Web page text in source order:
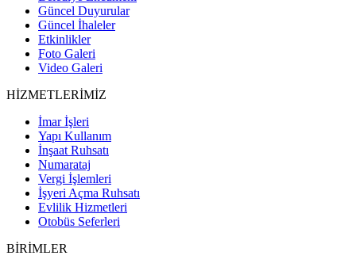
Güncel Duyurular
Güncel İhaleler
Etkinlikler
Foto Galeri
Video Galeri
HİZMETLERİMİZ
İmar İşleri
Yapı Kullanım
İnşaat Ruhsatı
Numarataj
Vergi İşlemleri
İşyeri Açma Ruhsatı
Evlilik Hizmetleri
Otobüs Seferleri
BİRİMLER